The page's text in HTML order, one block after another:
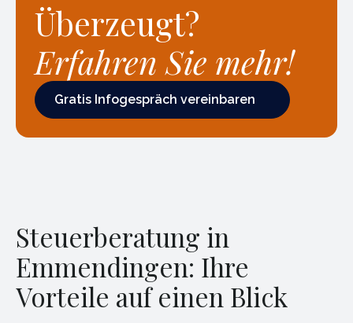
Überzeugt?
Erfahren Sie mehr!
Gratis Infogespräch vereinbaren
Gratis Infogespräch vereinbaren
Steuerberatung in
Emmendingen: Ihre
Vorteile auf einen Blick